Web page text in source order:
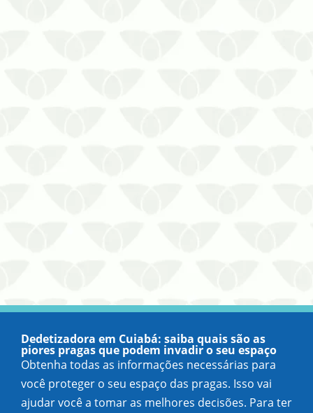
Dedetizadora em Cuiabá: saiba quais são as
piores pragas que podem invadir o seu espaço
Obtenha todas as informações necessárias para
você proteger o seu espaço das pragas. Isso vai
ajudar você a tomar as melhores decisões. Para ter